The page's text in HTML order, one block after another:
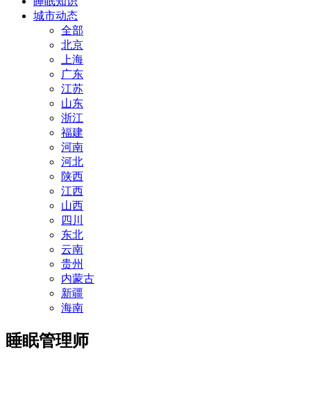
城市动态
全部
北京
上海
广东
江苏
山东
浙江
福建
河南
河北
陕西
江西
山西
四川
东北
云南
贵州
内蒙古
新疆
海南
睡眠管理师